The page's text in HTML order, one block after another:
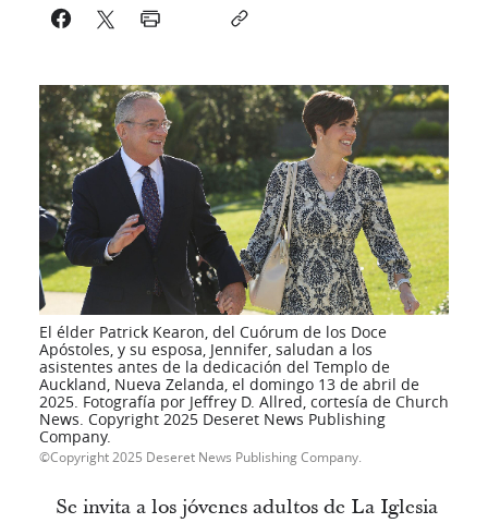
El élder Patrick Kearon, del Cuórum de los Doce
Apóstoles, y su esposa, Jennifer, saludan a los
asistentes antes de la dedicación del Templo de
Auckland, Nueva Zelanda, el domingo 13 de abril de
2025. Fotografía por Jeffrey D. Allred, cortesía de Church
News. Copyright 2025 Deseret News Publishing
Company.
Copyright 2025 Deseret News Publishing Company.
Se invita a los jóvenes adultos de La Iglesia